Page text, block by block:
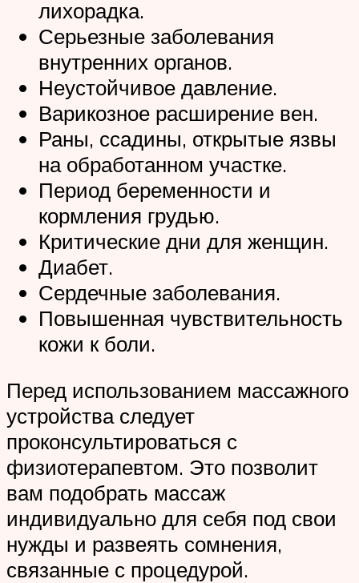
лихорадка.
Серьезные заболевания
внутренних органов.
Неустойчивое давление.
Варикозное расширение вен.
Раны, ссадины, открытые язвы
на обработанном участке.
Период беременности и
кормления грудью.
Критические дни для женщин.
Диабет.
Сердечные заболевания.
Повышенная чувствительность
кожи к боли.
Перед использованием массажного
устройства следует
проконсультироваться с
физиотерапевтом. Это позволит
вам подобрать массаж
индивидуально для себя под свои
нужды и развеять сомнения,
связанные с процедурой.